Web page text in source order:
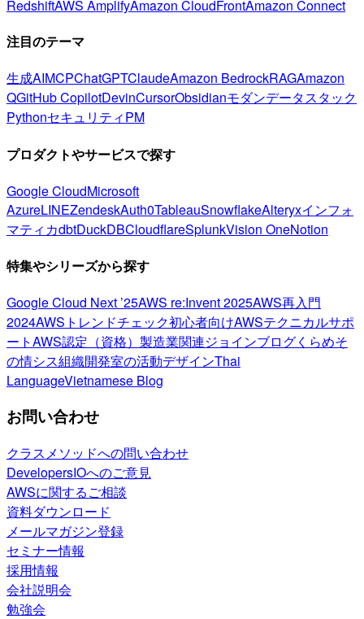
RedshiftAWS AmplifyAmazon CloudFrontAmazon Connect
注目のテーマ
生成AIMCPChatGPTClaudeAmazon BedrockRAGAmazon
QGitHub CopilotDevinCursorObsidianモダンデータスタック
PythonセキュリティPM
プロダクトやサービスで探す
Google CloudMicrosoft
AzureLINEZendeskAuth0TableauSnowflakeAlteryxインフォ
マティカdbtDuckDBCloudflareSplunkVision OneNotion
特集やシリーズから探す
Google Cloud Next ’25AWS re:Invent 2025AWS再入門
2024AWSトレンドチェック初心者向けAWSテクニカルサポ
ートAWS認定（資格） 製造業関連ジョインブログくらめそ
の情シス組織開発室の活動デザインThai
LanguageVietnamese Blog
お問い合わせ
クラスメソッドへの問い合わせ
DevelopersIOへのご意見
AWSに関するご相談
資料ダウンロード
メールマガジン登録
セミナー情報
採用情報
会社説明会
勉強会